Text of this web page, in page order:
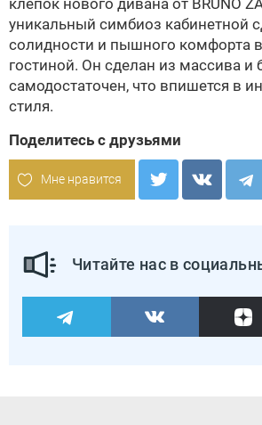
клепок нового дивана от BRUNO
уникальный симбиоз кабинетной
солидности и пышного комфорта
гостиной. Он сделан из массива и
самодостаточен, что впишется в
стиля.
Поделитесь с друзьями
Мне нравится
Читайте нас в